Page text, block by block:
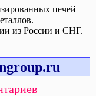
печей
из России и СНГ.